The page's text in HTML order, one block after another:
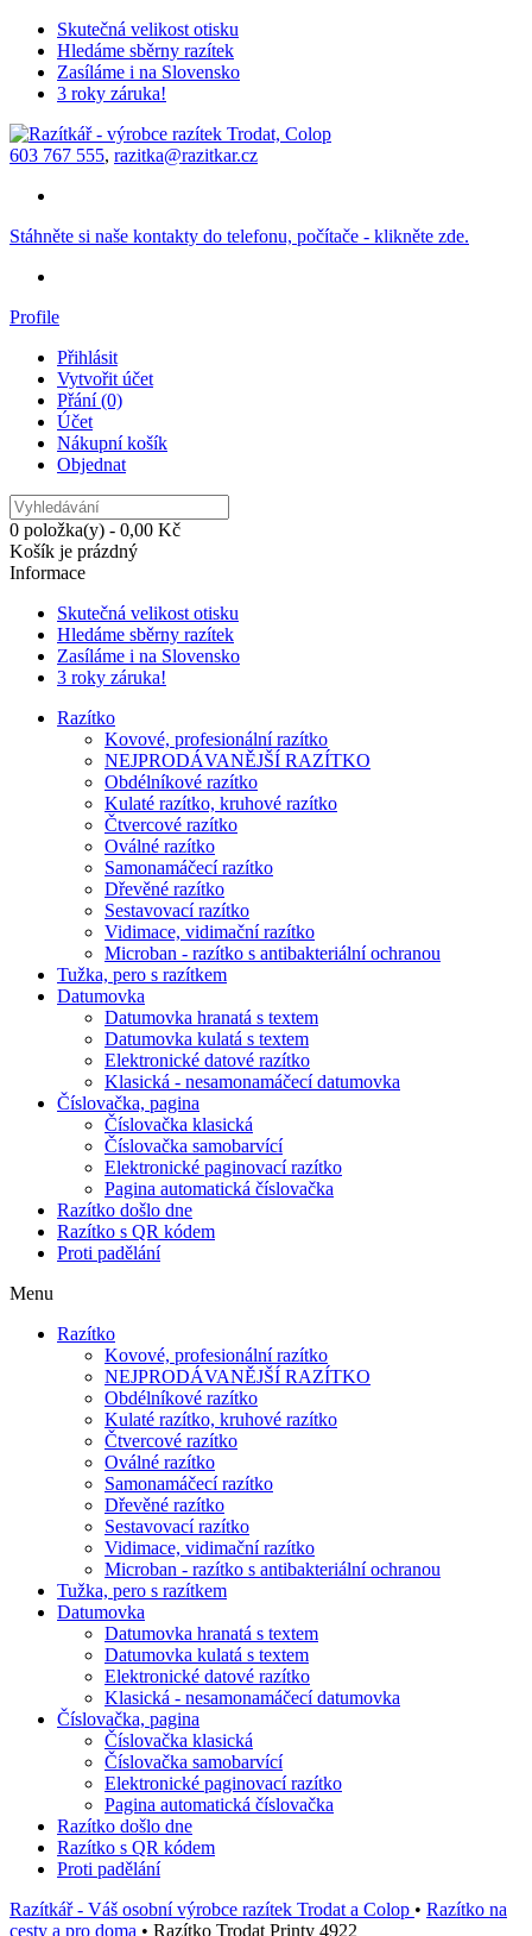
Skutečná velikost otisku
Hledáme sběrny razítek
Zasíláme i na Slovensko
3 roky záruka!
603 767 555, razitka@razitkar.cz
Stáhněte si naše kontakty do telefonu, počítače - klikněte zde.
Profile
Přihlásit
Vytvořit účet
Přání (0)
Účet
Nákupní košík
Objednat
0 položka(y) - 0,00 Kč
Košík je prázdný
Informace
Skutečná velikost otisku
Hledáme sběrny razítek
Zasíláme i na Slovensko
3 roky záruka!
Razítko
Kovové, profesionální razítko
NEJPRODÁVANĚJŠÍ RAZÍTKO
Obdélníkové razítko
Kulaté razítko, kruhové razítko
Čtvercové razítko
Oválné razítko
Samonamáčecí razítko
Dřevěné razítko
Sestavovací razítko
Vidimace, vidimační razítko
Microban - razítko s antibakteriální ochranou
Tužka, pero s razítkem
Datumovka
Datumovka hranatá s textem
Datumovka kulatá s textem
Elektronické datové razítko
Klasická - nesamonamáčecí datumovka
Číslovačka, pagina
Číslovačka klasická
Číslovačka samobarvící
Elektronické paginovací razítko
Pagina automatická číslovačka
Razítko došlo dne
Razítko s QR kódem
Proti padělání
Menu
Razítko
Kovové, profesionální razítko
NEJPRODÁVANĚJŠÍ RAZÍTKO
Obdélníkové razítko
Kulaté razítko, kruhové razítko
Čtvercové razítko
Oválné razítko
Samonamáčecí razítko
Dřevěné razítko
Sestavovací razítko
Vidimace, vidimační razítko
Microban - razítko s antibakteriální ochranou
Tužka, pero s razítkem
Datumovka
Datumovka hranatá s textem
Datumovka kulatá s textem
Elektronické datové razítko
Klasická - nesamonamáčecí datumovka
Číslovačka, pagina
Číslovačka klasická
Číslovačka samobarvící
Elektronické paginovací razítko
Pagina automatická číslovačka
Razítko došlo dne
Razítko s QR kódem
Proti padělání
Razítkář - Váš osobní výrobce razítek Trodat a Colop • Razítko na
cesty a pro doma • Razítko Trodat Printy 4922